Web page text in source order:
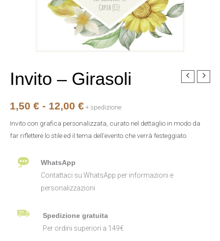
Invito – Girasoli
1,50 € - 12,00 €
Fascia
da
a
12,00 €
+ spedizione
Invito con grafica personalizzata, curato nel dettaglio in modo da
far riflettere lo stile ed il tema dell’evento che verrà festeggiato.
WhatsApp
Contattaci su WhatsApp per informazioni e
personalizzazioni
Spedizione gratuita
Per ordini superiori a 149€
Invito
quantità